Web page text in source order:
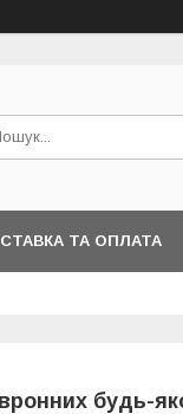
ТА ОПЛАТА
будь-